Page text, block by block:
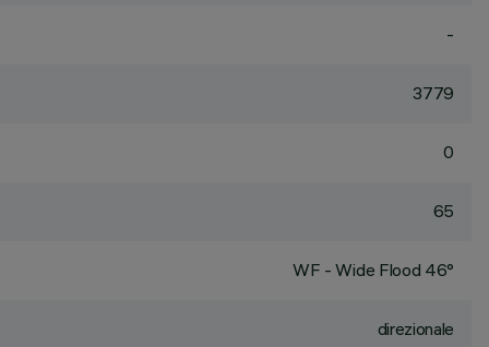
-
3779
0
65
WF - Wide Flood 46°
direzionale